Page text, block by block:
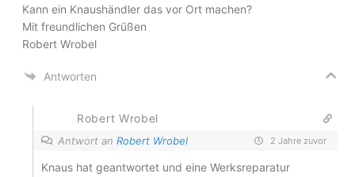
Kann ein Knaushändler das vor Ort machen?
Mit freundlichen Grüßen
Robert Wrobel
Antworten
Robert Wrobel
Antwort an Robert Wrobel 2 Jahre zuvor
Knaus hat geantwortet und eine Werksreparatur